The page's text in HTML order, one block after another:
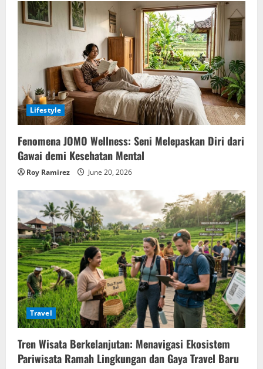
Lifestyle
Fenomena JOMO Wellness: Seni Melepaskan Diri dari
Gawai demi Kesehatan Mental
Roy Ramirez June 20, 2026
Travel
Tren Wisata Berkelanjutan: Menavigasi Ekosistem
Pariwisata Ramah Lingkungan dan Gaya Travel Baru